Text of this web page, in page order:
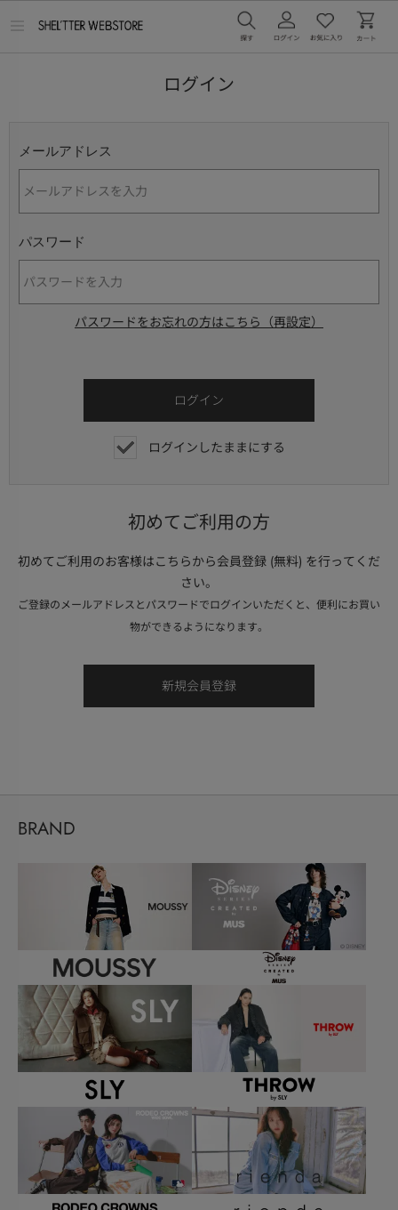
ログイン
メールアドレス
パスワード
パスワードをお忘れの方はこちら（再設定）
ログインしたままにする
初めてご利用の方
初めてご利用のお客様はこちらから会員登録 (無料) を行ってくだ
さい。
ご登録のメールアドレスとパスワードでログインいただくと、便利にお買い
物ができるようになります。
BRAND